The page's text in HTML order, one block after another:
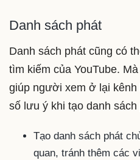
Danh sách phát
Danh sách phát cũng có
tìm kiếm của YouTube.
giúp người xem ở lại
số lưu ý khi tạo danh
Tạo danh sách phát
quan, tránh thêm các